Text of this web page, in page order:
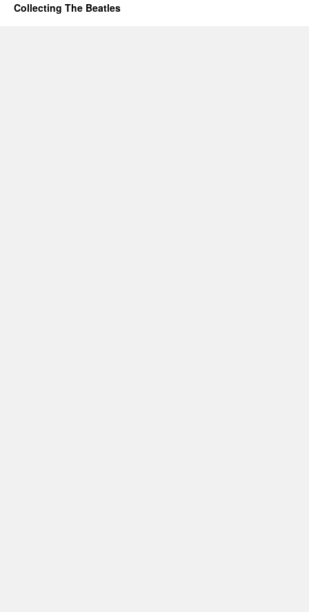
Collecting The Beatles